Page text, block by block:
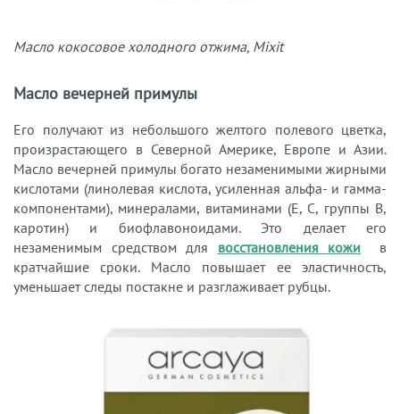
Масло кокосовое холодного отжима, Mixit
Масло вечерней примулы
Его получают из небольшого желтого полевого цветка,
произрастающего в Северной Америке, Европе и Азии.
Масло вечерней примулы богато незаменимыми жирными
кислотами (линолевая кислота, усиленная альфа- и гамма-
компонентами), минералами, витаминами (Е, С, группы B,
каротин) и биофлавоноидами. Это делает его
незаменимым средством для восстановления кожи в
кратчайшие сроки. Масло повышает ее эластичность,
уменьшает следы постакне и разглаживает рубцы.